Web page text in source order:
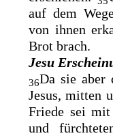
auf dem
von ihnen
Brot brach.
Jesu
36Da sie aber
Jesus, mitten
Friede sei mit
und